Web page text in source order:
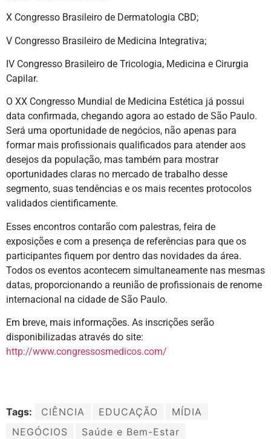
X Congresso Brasileiro de Dermatologia CBD;
V Congresso Brasileiro de Medicina Integrativa;
IV Congresso Brasileiro de Tricologia, Medicina e Cirurgia
Capilar.
O XX Congresso Mundial de Medicina Estética já possui
data confirmada, chegando agora ao estado de São Paulo.
Será uma oportunidade de negócios, não apenas para
formar mais profissionais qualificados para atender aos
desejos da população, mas também para mostrar
oportunidades claras no mercado de trabalho desse
segmento, suas tendências e os mais recentes protocolos
validados cientificamente.
Esses encontros contarão com palestras, feira de
exposições e com a presença de referências para que os
participantes fiquem por dentro das novidades da área.
Todos os eventos acontecem simultaneamente nas mesmas
datas, proporcionando a reunião de profissionais de renome
internacional na cidade de São Paulo.
Em breve, mais informações. As inscrições serão
disponibilizadas através do site:
http://www.congressosmedicos.com/
Tags: CIÊNCIA EDUCAÇÃO
MÍDIA
NEGÓCIOS
Saúde e Bem-Estar